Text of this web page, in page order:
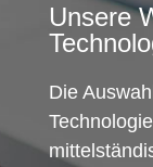
Unsere
Die